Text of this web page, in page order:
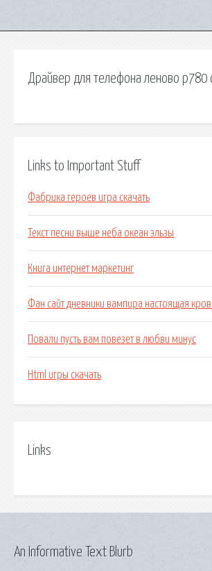
Драйвер для телефона леново р780
Links to Important Stuff
Фабрика героев игра скачать
Текст песни выше неба океан эльзы
Книга интернет маркетинг
Фан сайт дневники вампира настоящая
Повали пусть вам повезет в любви минус
Html игры скачать
Links
An Informative Text Blurb